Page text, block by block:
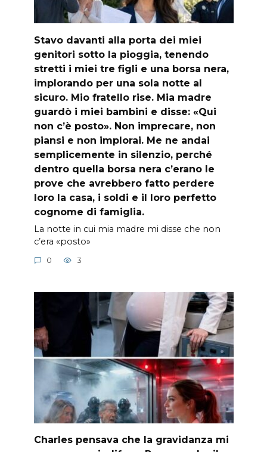
Stavo davanti alla porta dei miei
genitori sotto la pioggia, tenendo
stretti i miei tre figli e una borsa nera,
implorando per una sola notte al
sicuro. Mio fratello rise. Mia madre
guardò i miei bambini e disse: «Qui
non c’è posto». Non imprecare, non
piansi e non implorai. Me ne andai
semplicemente in silenzio, perché
dentro quella borsa nera c’erano le
prove che avrebbero fatto perdere
loro la casa, i soldi e il loro perfetto
cognome di famiglia.
La notte in cui mia madre mi disse che non
c’era «posto»
0 3
Charles pensava che la gravidanza mi